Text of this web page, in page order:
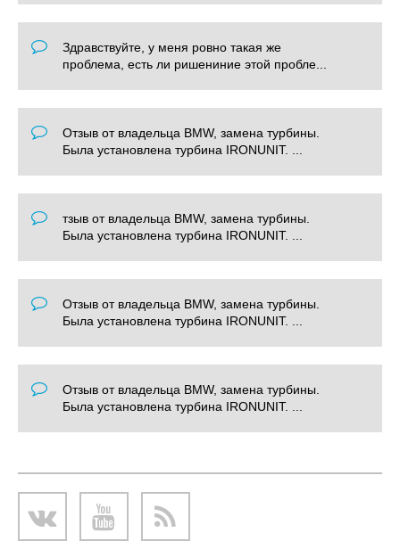
Здравствуйте, у меня ровно такая же
проблема, есть ли ришениние этой пробле...
Отзыв от владельца BMW, замена турбины.
Была установлена турбина IRONUNIT. ...
тзыв от владельца BMW, замена турбины.
Была установлена турбина IRONUNIT. ...
Отзыв от владельца BMW, замена турбины.
Была установлена турбина IRONUNIT. ...
Отзыв от владельца BMW, замена турбины.
Была установлена турбина IRONUNIT. ...